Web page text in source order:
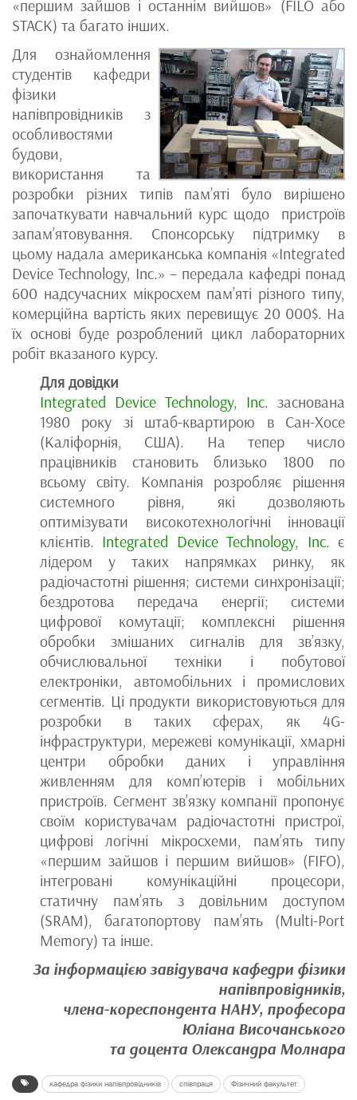
«першим зайшов і останнім вийшов» (FILO або
STACK) та багато інших.
Для ознайомлення
студентів кафедри
фізики
напівпровідників з
особливостями
будови,
використання та
розробки різних типів пам’яті було вирішено
започаткувати навчальний курс щодо пристроїв
запам’ятовування. Спонсорську підтримку в
цьому надала американська компанія «Integrated
Device Technology, Inc.» – передала кафедрі понад
600 надсучасних мікросхем пам’яті різного типу,
комерційна вартість яких перевищує 20 000$. На
їх основі буде розроблений цикл лабораторних
робіт вказаного курсу.
Для довідки
Integrated Device Technology, Inc. заснована
1980 року зі штаб-квартирою в Сан-Хосе
(Каліфорнія, США). На тепер число
працівників становить близько 1800 по
всьому світу. Компанія розробляє рішення
системного рівня, які дозволяють
оптимізувати високотехнологічні інновації
клієнтів. Integrated Device Technology, Inc. є
лідером у таких напрямках ринку, як
радіочастотні рішення; системи синхронізації;
бездротова передача енергії; системи
цифрової комутації; комплексні рішення
обробки змішаних сигналів для зв’язку,
обчислювальної техніки і побутової
електроніки, автомобільних і промислових
сегментів. Ці продукти використовуються для
розробки в таких сферах, як 4G-
інфраструктури, мережеві комунікації, хмарні
центри обробки даних і управління
живленням для комп’ютерів і мобільних
пристроїв. Сегмент зв’язку компанії пропонує
своїм користувачам радіочастотні пристрої,
цифрові логічні мікросхеми, пам’ять типу
«першим зайшов і першим вийшов» (FIFO),
інтегровані комунікаційні процесори,
статичну пам’ять з довільним доступом
(SRAM), багатопортову пам’ять (Multi-Port
Memory) та інше.
За інформацією завідувача кафедри фізики
напівпровідників,
члена-кореспондента НАНУ, професора
Юліана Височанського
та доцента Олександра Молнара
кафедра фізики напівпровідників співпраця Фізичний факультет